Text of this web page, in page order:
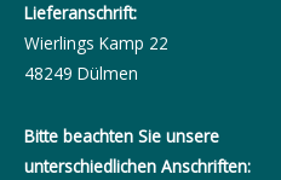
Lieferanschrift:
Wierlings Kamp 22
48249 Dülmen
Bitte beachten Sie unsere
unterschiedlichen Anschriften: